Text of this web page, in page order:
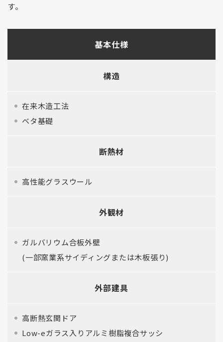
す。
基本仕様
構造
在来木造工法
ベタ基礎
断熱材
高性能グラスウール
外観材
ガルバリウム合板外壁
(一部窯業系サイディングまたは木板張り)
外部建具
高断熱玄関ドア
Low-eガラス入りアルミ樹脂複合サッシ